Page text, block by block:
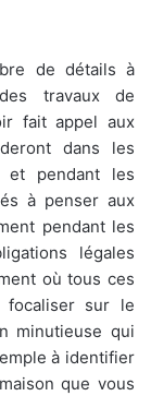
de détails à
travaux de
fait appel aux
dans les
et pendant les
à penser aux
pendant les
légales
où tous ces
focaliser sur le
minutieuse qui
à identifier
que vous